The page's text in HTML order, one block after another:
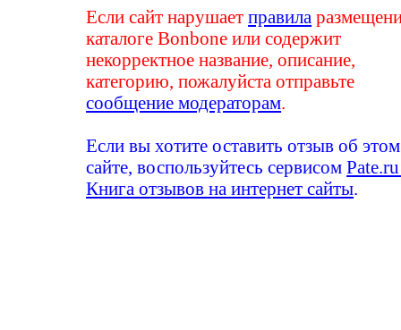
Если сайт нарушаетправила
каталоге Bonbone или содержит
некорректное название, описание,
категорию, пожалуйста отправьте
сообщение модераторам
Если вы хотите оставить отзыв об этом
сайте, воспользуйтесь сервисом
Книга отзывов на интернет сайты